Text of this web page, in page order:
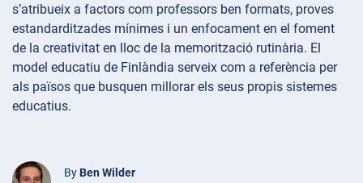
s’atribueix a factors com professors ben formats, proves
estandarditzades mínimes i un enfocament en el foment
de la creativitat en lloc de la memorització rutinària. El
model educatiu de Finlàndia serveix com a referència per
als països que busquen millorar els seus propis sistemes
educatius.
By Ben Wilder